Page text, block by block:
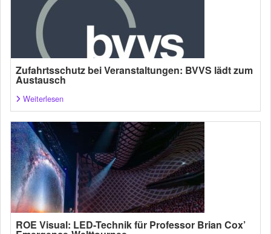
Zufahrtsschutz bei Veranstaltungen: BVVS lädt zum
Austausch
Weiterlesen
ROE Visual: LED-Technik für Professor Brian Cox’